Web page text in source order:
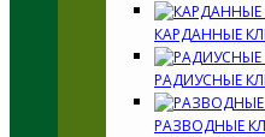
КАРДАННЫЕ
РАДИУСНЫЕ
РАЗВОДНЫЕ